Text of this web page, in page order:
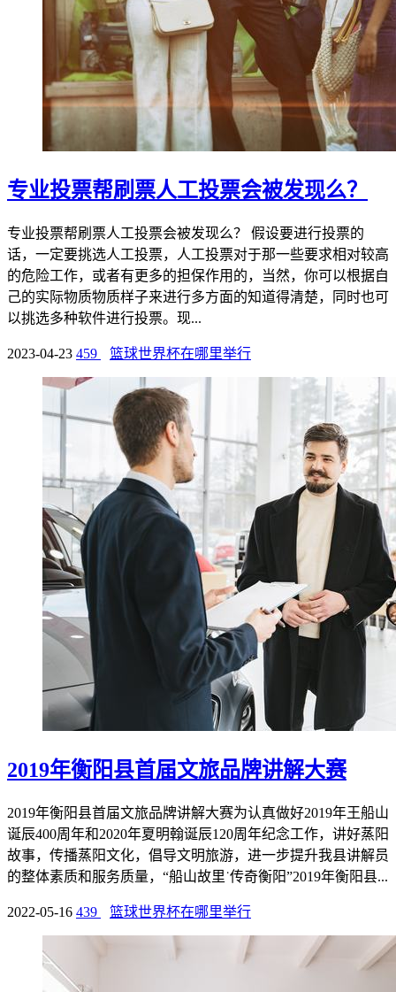
专业投票帮刷票人工投票会被发现么？
专业投票帮刷票人工投票会被发现么？ 假设要进行投票的
话，一定要挑选人工投票，人工投票对于那一些要求相对较高
的危险工作，或者有更多的担保作用的，当然，你可以根据自
己的实际物质物质样子来进行多方面的知道得清楚，同时也可
以挑选多种软件进行投票。现...
2023-04-23 459 篮球世界杯在哪里举行
2019年衡阳县首届文旅品牌讲解大赛
2019年衡阳县首届文旅品牌讲解大赛为认真做好2019年王船山
诞辰400周年和2020年夏明翰诞辰120周年纪念工作，讲好蒸阳
故事，传播蒸阳文化，倡导文明旅游，进一步提升我县讲解员
的整体素质和服务质量，“船山故里˙传奇衡阳”2019年衡阳县...
2022-05-16 439 篮球世界杯在哪里举行